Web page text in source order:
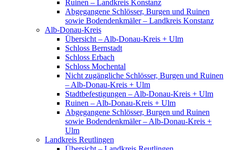
Ruinen – Landkreis Konstanz
Abgegangene Schlösser, Burgen und Ruinen
sowie Bodendenkmäler – Landkreis Konstanz
Alb-Donau-Kreis
Übersicht – Alb-Donau-Kreis + Ulm
Schloss Bernstadt
Schloss Erbach
Schloss Mochental
Nicht zugängliche Schlösser, Burgen und Ruinen
– Alb-Donau-Kreis + Ulm
Stadtbefestigungen – Alb-Donau-Kreis + Ulm
Ruinen – Alb-Donau-Kreis + Ulm
Abgegangene Schlösser, Burgen und Ruinen
sowie Bodendenkmäler – Alb-Donau-Kreis +
Ulm
Landkreis Reutlingen